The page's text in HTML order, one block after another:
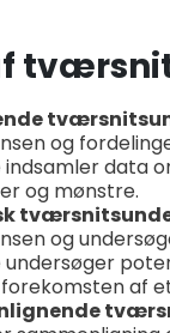
og
indsamler data
og mønstre.
og
undersøger
af